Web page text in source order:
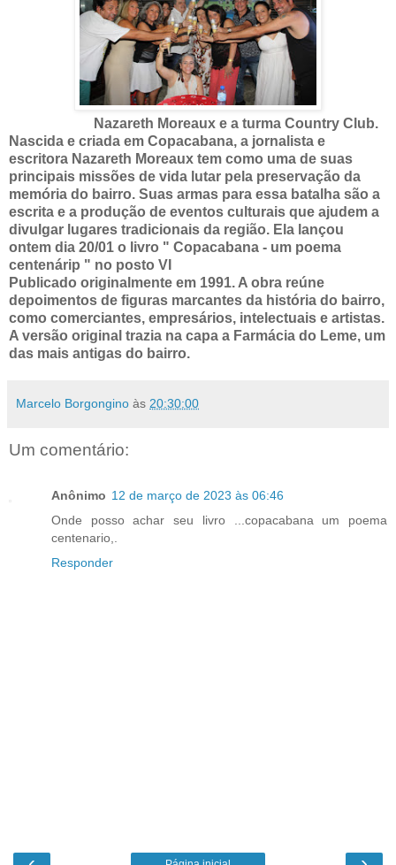
Nazareth Moreaux e a turma Country Club.
Nascida e criada em Copacabana, a jornalista e
escritora Nazareth Moreaux tem como uma de suas
principais missões de vida lutar pela preservação da
memória do bairro. Suas armas para essa batalha são a
escrita e a produção de eventos culturais que ajudem a
divulgar lugares tradicionais da região. Ela lançou
ontem dia 20/01 o livro " Copacabana - um poema
centenárip " no posto VI
Publicado originalmente em 1991. A obra reúne
depoimentos de figuras marcantes da história do bairro,
como comerciantes, empresários, intelectuais e artistas.
A versão original trazia na capa a Farmácia do Leme, um
das mais antigas do bairro.
Marcelo Borgongino às 20:30:00
Um comentário:
Anônimo 12 de março de 2023 às 06:46
Onde posso achar seu livro ...copacabana um poema
centenario,.
Responder